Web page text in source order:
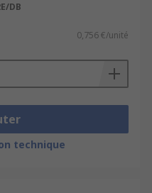
DB
0,756 €/unité
technique